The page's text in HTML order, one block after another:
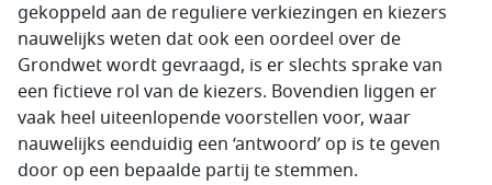
gekoppeld aan de reguliere verkiezingen en kiezers
nauwelijks weten dat ook een oordeel over de
Grondwet wordt gevraagd, is er slechts sprake van
een fictieve rol van de kiezers. Bovendien liggen er
vaak heel uiteenlopende voorstellen voor, waar
nauwelijks eenduidig een ‘antwoord’ op is te geven
door op een bepaalde partij te stemmen.